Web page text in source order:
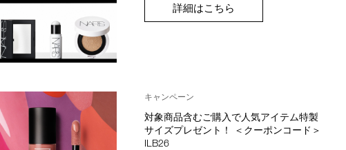
詳細はこちら
キャンペーン
対象商品含むご購入で人気アイテム特製
サイズプレゼント！ ＜クーポンコード＞
ILB26